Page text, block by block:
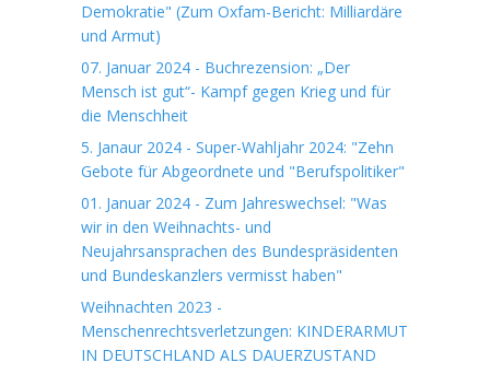
Demokratie" (Zum Oxfam-Bericht: Milliardäre
und Armut)
07. Januar 2024 - Buchrezension: „Der
Mensch ist gut“- Kampf gegen Krieg und für
die Menschheit
5. Janaur 2024 - Super-Wahljahr 2024: "Zehn
Gebote für Abgeordnete und "Berufspolitiker"
01. Januar 2024 - Zum Jahreswechsel: "Was
wir in den Weihnachts- und
Neujahrsansprachen des Bundespräsidenten
und Bundeskanzlers vermisst haben"
Weihnachten 2023 -
Menschenrechtsverletzungen: KINDERARMUT
IN DEUTSCHLAND ALS DAUERZUSTAND